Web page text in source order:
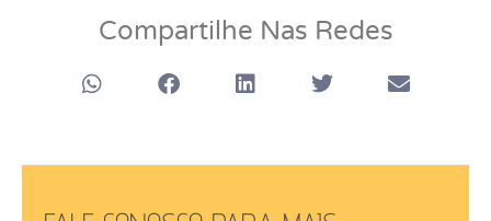
Compartilhe Nas Redes